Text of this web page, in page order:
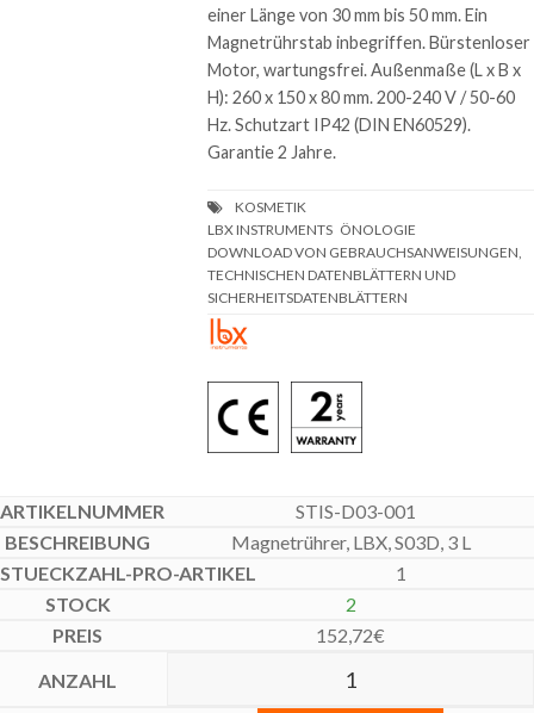
einer Länge von 30 mm bis 50 mm. Ein
Magnetrührstab inbegriffen. Bürstenloser
Motor, wartungsfrei. Außenmaße (L x B x
H): 260 x 150 x 80 mm. 200-240 V / 50-60
Hz. Schutzart IP42 (DIN EN60529).
Garantie 2 Jahre.
DOWNLOAD VON GEBRAUCHSANWEISUNGEN,
TECHNISCHEN DATENBLÄTTERN UND
SICHERHEITSDATENBLÄTTERN
STIS-D03-001
Magnetrührer, LBX, S03D, 3 L
1
2
152,72€